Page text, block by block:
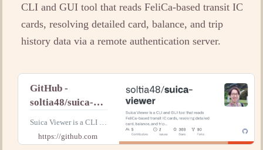
CLI and GUI tool that reads FeliCa-based transit IC
cards, resolving detailed card, balance, and trip
history data via a remote authentication server.
GitHub -
soltia48/suica-
and GUI tool that
Suica Viewer is a CLI an
d GUI tool that reads Fel
iCa-based transit IC car
https://github.com